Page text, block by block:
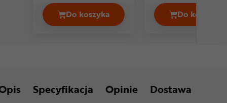
Do koszyka
Wysięgniki do lemondki VISION
Do koszyka
Specyfikacja Opinie Dostawa